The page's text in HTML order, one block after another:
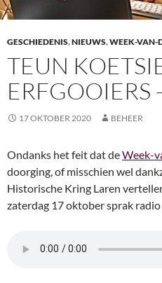
GESCHIEDENIS,NIEUWS,WEEK-VAN-
TEUN
ERFGOOIERS
17 OKTOBER 2020 BEHEER
Ondanks het feit dat deWeek-
doorging, of misschien wel
Historische Kring Laren
zaterdag 17 oktober sprak